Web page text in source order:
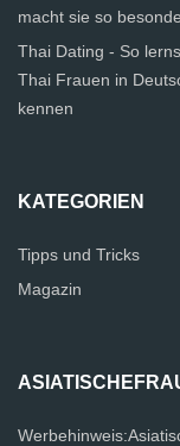
macht sie so
Thai Dating - So
Thai Frauen in
kennen
KATEGORIEN
Tipps und Tricks
Magazin